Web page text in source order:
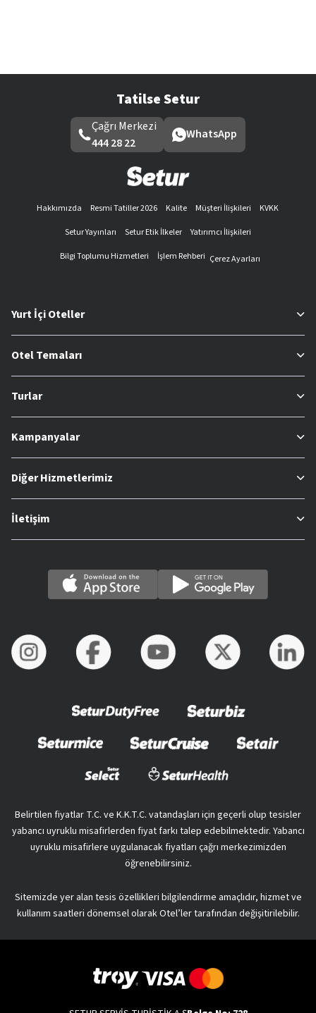
Tatilse Setur
Çağrı Merkezi
444 28 22
WhatsApp
Hakkımızda Resmi Tatiller 2026 Kalite Müşteri İlişkileri
KVKK
Setur Yayınları
Setur Etik İlkeler
Yatırımcı İlişkileri
Bilgi Toplumu Hizmetleri
İşlem Rehberi Çerez Ayarları
Yurt İçi Oteller
Otel Temaları
Turlar
Kampanyalar
Diğer Hizmetlerimiz
İletişim
Belirtilen fiyatlar T.C. ve K.K.T.C. vatandaşları için geçerli olup tesisler
yabancı uyruklu misafirlerden fiyat farkı talep edebilmektedir. Yabancı
uyruklu misafirlere uygulanacak fiyatları çağrı merkezimizden
öğrenebilirsiniz.
Sitemizde yer alan tesis özellikleri bilgilendirme amaçlıdır, hizmet ve
kullanım saatleri dönemsel olarak Otel’ler tarafından değişitirilebilir.